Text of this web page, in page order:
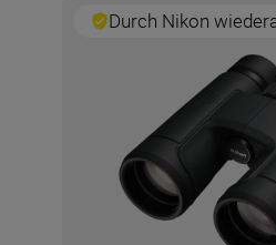
Durch Nikon